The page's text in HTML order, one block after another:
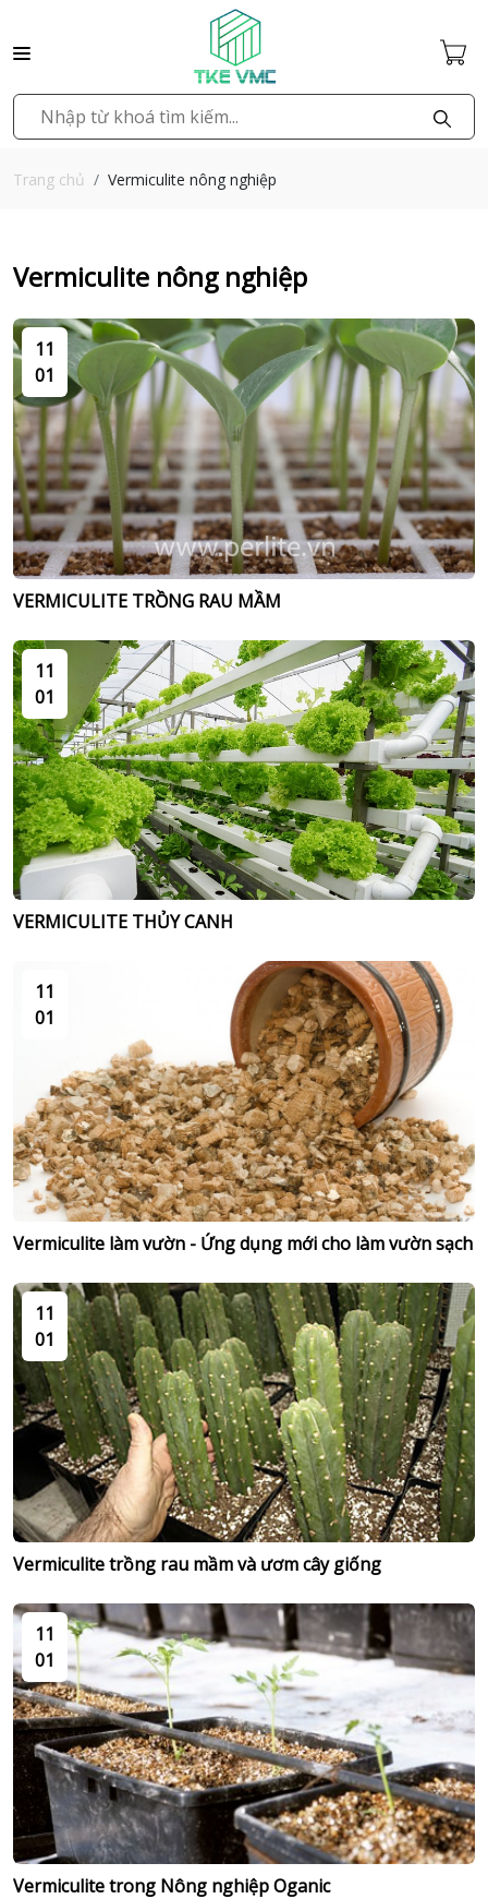
Trang chủ Vermiculite nông nghiệp
Vermiculite nông nghiệp
11
01
VERMICULITE TRỒNG RAU MẦM
11
01
VERMICULITE THỦY CANH
11
01
Vermiculite làm vườn - Ứng dụng mới cho làm vườn sạch
11
01
Vermiculite trồng rau mầm và ươm cây giống
11
01
Vermiculite trong Nông nghiệp Oganic